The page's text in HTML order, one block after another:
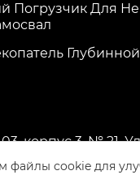
Погрузчик Для
корпус 3, № 21,
файлы cookie для